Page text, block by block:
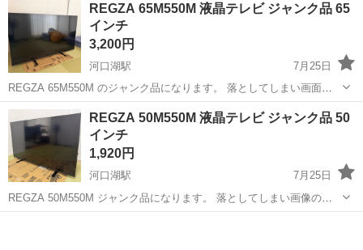
REGZA 65M550M 液晶テレビ ジャンク品 65
インチ
3,200円
河口湖駅
7月25日
REGZA 65M550M のジャンク品になります。 落としてしまい画面を
点けるとこのような状態になってしまいます。 液晶画面は見た目は割
れていないのですが、電源を点けると画像の状態になります。 これで
もいい方よろし...
山梨 南都留郡 テレビ
REGZA 50M550M 液晶テレビ ジャンク品 50
インチ
1,920円
河口湖駅
7月25日
REGZA 50M550M ジャンク品になります。 落としてしまい画像のよ
うな状態です。 これでもいい方よろしくお願いします 2台セットで価